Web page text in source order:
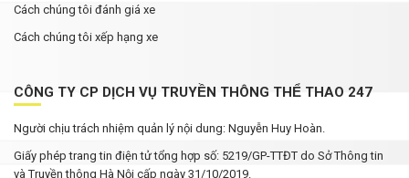
Cách chúng tôi đánh giá xe
Cách chúng tôi xếp hạng xe
CÔNG TY CP DỊCH VỤ TRUYỀN THÔNG THỂ THAO 247
Người chịu trách nhiệm quản lý nội dung: Nguyễn Huy Hoàn.
Giấy phép trang tin điện tử tổng hợp số: 5219/GP-TTĐT do Sở Thông tin
và Truyền thông Hà Nội cấp ngày 31/10/2019.